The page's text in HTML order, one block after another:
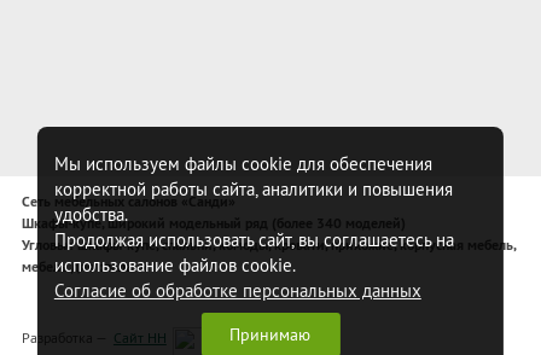
Сеть мебельных салонов «Санди»
Шкафы-купе, широкий модельный ряд (более 340 моделей)
Угловые шкафы-купе, спальни, комоды, кровати, прихожие, корпусная мебель,
мебель для спальни
Разработка — Сайт НН
Мы используем файлы cookie для обеспечения
корректной работы сайта, аналитики и повышения
удобства.
Продолжая использовать сайт, вы соглашаетесь на
использование файлов cookie.
Согласие об обработке персональных данных
Принимаю